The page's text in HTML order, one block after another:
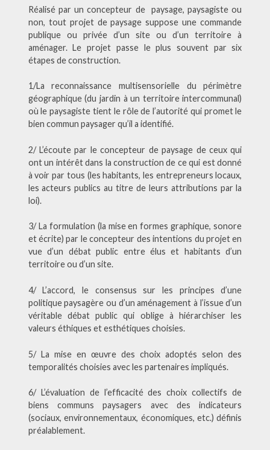
Réalisé par un concepteur de paysage, paysagiste ou
non, tout projet de paysage suppose une commande
publique ou privée d’un site ou d’un territoire à
aménager. Le projet passe le plus souvent par six
étapes de construction.
1/La reconnaissance multisensorielle du périmètre
géographique (du jardin à un territoire intercommunal)
où le paysagiste tient le rôle de l’autorité qui promet le
bien commun paysager qu’il a identifié.
2/ L’écoute par le concepteur de paysage de ceux qui
ont un intérêt dans la construction de ce qui est donné
à voir par tous (les habitants, les entrepreneurs locaux,
les acteurs publics au titre de leurs attributions par la
loi).
3/ La formulation (la mise en formes graphique, sonore
et écrite) par le concepteur des intentions du projet en
vue d’un débat public entre élus et habitants d’un
territoire ou d’un site.
4/ L’accord, le consensus sur les principes d’une
politique paysagère ou d’un aménagement à l’issue d’un
véritable débat public qui oblige à hiérarchiser les
valeurs éthiques et esthétiques choisies.
5/ La mise en œuvre des choix adoptés selon des
temporalités choisies avec les partenaires impliqués.
6/ L’évaluation de l’efficacité des choix collectifs de
biens communs paysagers avec des indicateurs
(sociaux, environnementaux, économiques, etc.) définis
préalablement.